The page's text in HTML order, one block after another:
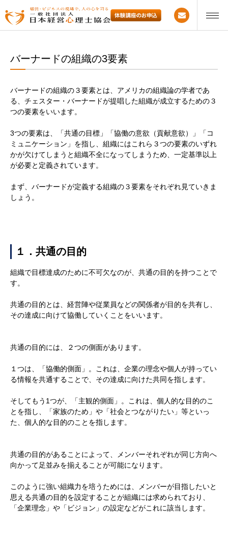
バーナードの組織の3要素
バーナードの組織の３要素とは、アメリカの組織論の学者であ
る、チェスター・バーナードが提唱した組織が成立するための３
つの要素をいいます。
3つの要素は、「共通の目標」「協働の意欲（貢献意欲）」「コ
ミュニケーション」を指し、組織にはこれら３つの要素のいずれ
かが欠けてしまうと組織不全になってしまうため、一定基準以上
が必要と定義されています。
まず、バーナードが定義する組織の３要素をそれぞれ見ていきま
しょう。
１．共通の目的
組織で目標達成のために不可欠なのが、共通の目的を持つことで
す。
共通の目的とは、経営陣や従業員などの関係者が目的を共有し、
その達成に向けて協働していくことをいいます。
共通の目的には、２つの側面があります。
１つは、「協働的側面」。これは、企業の理念や個人が持ってい
る情報を共通することで、その達成に向けた共同を指します。
そしてもう 1つが、「主観的側面」。これは、個人的な目的のこ
とを指し、「家族のため」や「社会とつながりたい」等といっ
た、個人的な目的のことを指します。
共通の目的があることによって、メンバーそれぞれが同じ方向へ
向かって足並みを揃えることが可能になります。
このように強い組織力を培うためには、メンバーが目指したいと
思える共通の目的を設定することが組織には求められており、
「企業理念」や「ビジョン」の設定などがこれに該当します。